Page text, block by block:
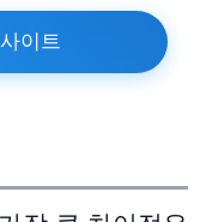
이트